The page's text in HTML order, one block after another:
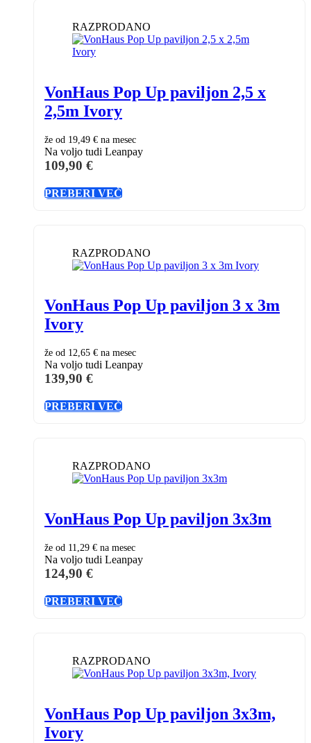
RAZPRODANO
VonHaus Pop Up paviljon 2,5 x
2,5m Ivory
že od 19,49 € na mesec
Na voljo tudi Leanpay
109,90 €
PREBERI VEČ
RAZPRODANO
VonHaus Pop Up paviljon 3 x 3m
Ivory
že od 12,65 € na mesec
Na voljo tudi Leanpay
139,90 €
PREBERI VEČ
RAZPRODANO
VonHaus Pop Up paviljon 3x3m
že od 11,29 € na mesec
Na voljo tudi Leanpay
124,90 €
PREBERI VEČ
RAZPRODANO
VonHaus Pop Up paviljon 3x3m,
Ivory